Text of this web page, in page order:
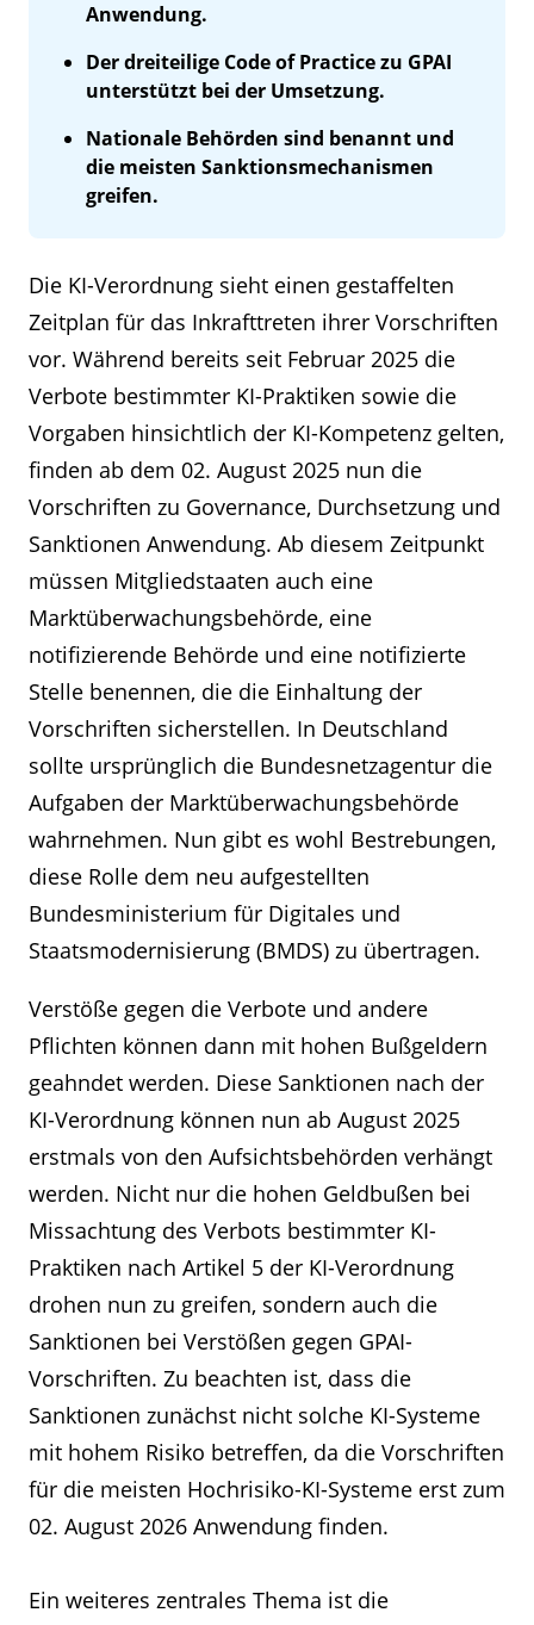
Anwendung.
Der dreiteilige Code of Practice zu GPAI
unterstützt bei der Umsetzung.
Nationale Behörden sind benannt und
die meisten Sanktionsmechanismen
greifen.
Die KI-Verordnung sieht einen gestaffelten
Zeitplan für das Inkrafttreten ihrer Vorschriften
vor. Während bereits seit Februar 2025 die
Verbote bestimmter KI-Praktiken sowie die
Vorgaben hinsichtlich der KI-Kompetenz gelten,
finden ab dem 02. August 2025 nun die
Vorschriften zu Governance, Durchsetzung und
Sanktionen Anwendung. Ab diesem Zeitpunkt
müssen Mitgliedstaaten auch eine
Marktüberwachungsbehörde, eine
notifizierende Behörde und eine notifizierte
Stelle benennen, die die Einhaltung der
Vorschriften sicherstellen. In Deutschland
sollte ursprünglich die Bundesnetzagentur die
Aufgaben der Marktüberwachungsbehörde
wahrnehmen. Nun gibt es wohl Bestrebungen,
diese Rolle dem neu aufgestellten
Bundesministerium für Digitales und
Staatsmodernisierung (BMDS) zu übertragen.
Verstöße gegen die Verbote und andere
Pflichten können dann mit hohen Bußgeldern
geahndet werden. Diese Sanktionen nach der
KI-Verordnung können nun ab August 2025
erstmals von den Aufsichtsbehörden verhängt
werden. Nicht nur die hohen Geldbußen bei
Missachtung des Verbots bestimmter KI-
Praktiken nach Artikel 5 der KI-Verordnung
drohen nun zu greifen, sondern auch die
Sanktionen bei Verstößen gegen GPAI-
Vorschriften. Zu beachten ist, dass die
Sanktionen zunächst nicht solche KI-Systeme
mit hohem Risiko betreffen, da die Vorschriften
für die meisten Hochrisiko-KI-Systeme erst zum
02. August 2026 Anwendung finden.
Ein weiteres zentrales Thema ist die